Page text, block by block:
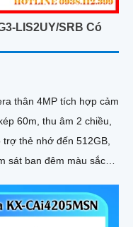
LIS2UY/SRB Có
thân 4MP tích hợp cảm
60m, thu âm 2 chiều,
thẻ nhớ đến 512GB,
sát ban đêm màu sắc